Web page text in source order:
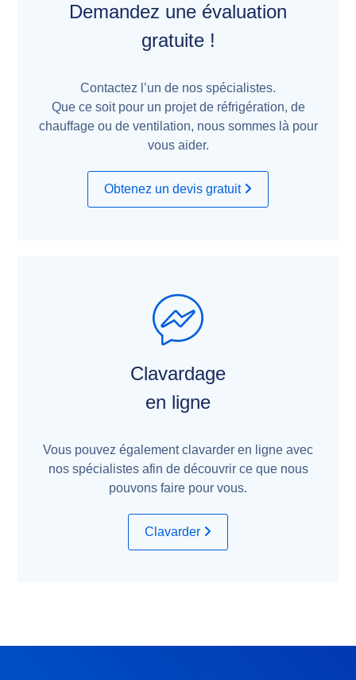
Demandez une évaluation
gratuite !
Contactez l’un de nos spécialistes.
Que ce soit pour un projet de réfrigération, de
chauffage ou de ventilation, nous sommes là pour
vous aider.
Obtenez un devis gratuit
Clavardage
en ligne
Vous pouvez également clavarder en ligne avec
nos spécialistes afin de découvrir ce que nous
pouvons faire pour vous.
Clavarder